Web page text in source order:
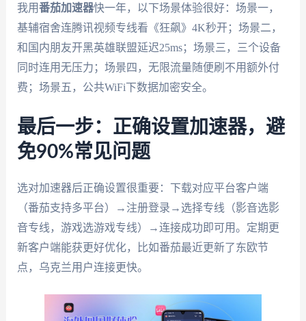
我用番茄加速器快一年，以下场景体验很好：场景一，
基辅宿舍连腾讯视频专线看《狂飙》4K秒开；场景二，
和国内朋友开黑英雄联盟延迟25ms；场景三，三个设备
同时连用无压力；场景四，无限流量随便刷不用额外付
费；场景五，公共WiFi下数据加密安全。
最后一步：正确设置加速器，避
免90%常见问题
选对加速器后正确设置很重要：下载对应平台客户端
（番茄支持多平台）→注册登录→选择专线（影音选影
音专线，游戏选游戏专线）→连接成功即可用。定期更
新客户端能获更好优化，比如番茄最近更新了东欧节
点，乌克兰用户连接更快。